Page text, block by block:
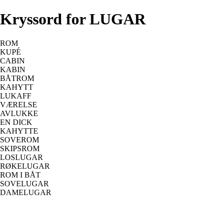
Kryssord for LUGAR
ROM
KUPÉ
CABIN
KABIN
BÅTROM
KAHYTT
LUKAFF
VÆRELSE
AVLUKKE
EN DICK
KAHYTTE
SOVEROM
SKIPSROM
LOSLUGAR
RØKELUGAR
ROM I BÅT
SOVELUGAR
DAMELUGAR